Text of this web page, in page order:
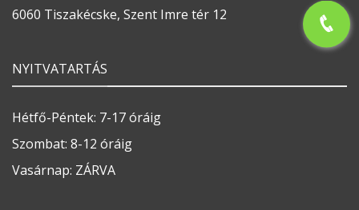
6060 Tiszakécske, Szent Imre tér 12
NYITVATARTÁS
Hétfő-Péntek: 7-17 óráig
Szombat: 8-12 óráig
Vasárnap: ZÁRVA